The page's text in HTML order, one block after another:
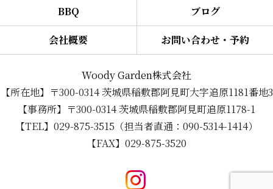
BBQ ブログ
会社概要 お問い合わせ・予約
Woody Garden株式会社
【所在地】〒300-0314 茨城県稲敷郡阿見町大字追原1181番地3
【事務所】〒300-0314 茨城県稲敷郡阿見町追原1178-1
【TEL】029-875-3515（担当者直通：090-5314-1414）
【FAX】029-875-3520